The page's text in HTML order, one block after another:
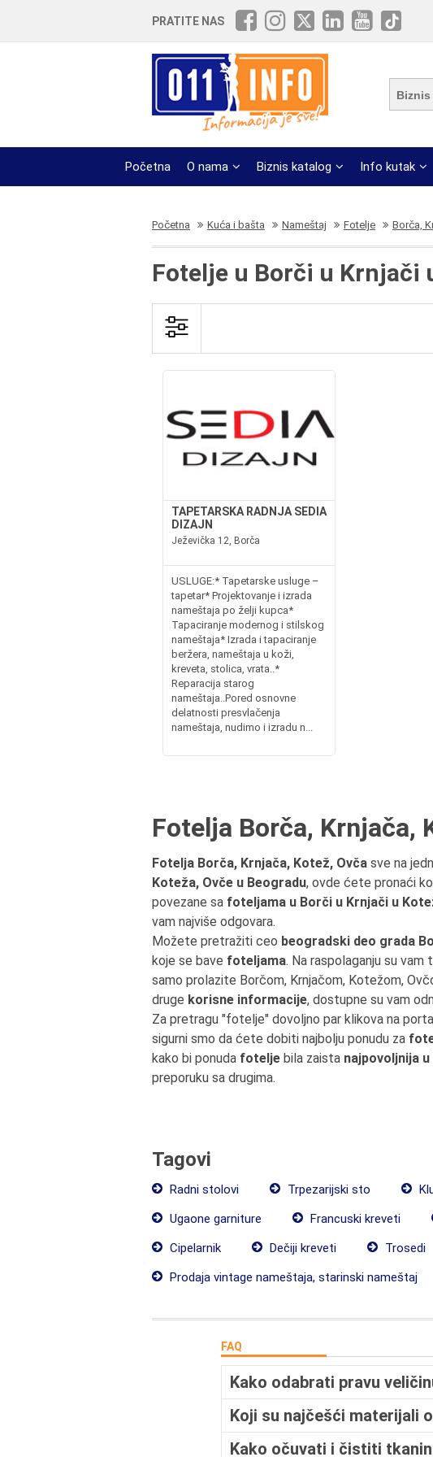
PRATITE NAS
Biznis
Početna O nama Biznis katalog Info kutak
Početna Kuća i bašta Nameštaj Fotelje Borča,
Fotelje u Borči u Krnjači
TAPETARSKA RADNJA SEDIA
DIZAJN
Ježevička 12, Borča
USLUGE:* Tapetarske usluge –
tapetar* Projektovanje i izrada
nameštaja po želji kupca*
Tapaciranje modernog i stilskog
nameštaja* Izrada i tapaciranje
beržera, nameštaja u koži,
kreveta, stolica, vrata..*
Reparacija starog
nameštaja..Pored osnovne
delatnosti presvlačenja
nameštaja, nudimo i izradu n...
Fotelja Borča, Krnjača,
Fotelja Borča, Krnjača, Kotež, Ovča sve na
Koteža, Ovče u Beogradu, ovde ćete pronaći
povezane sa foteljama u Borči u Krnjači u
vam najviše odgovara.
Možete pretražiti ceo beogradski deo grada
koje se bave foteljama. Na raspolaganju su
samo prolazite Borčom, Krnjačom, Kotežom,
druge korisne informacije, dostupne su vam
Za pretragu "fotelje" dovoljno par klikova na
sigurni smo da ćete dobiti najbolju ponudu za
kako bi ponuda fotelje bila zaista najpovoljnija
preporuku sa drugima.
Tagovi
Radni stolovi Trpezarijski sto
Ugaone garniture
Francuski kreveti
Cipelarnik
Dečiji kreveti Trosedi
Prodaja vintage nameštaja, starinski nameštaj
FAQ
Kako odabrati pravu
Koji su najčešći materijali
Kako očuvati i čistiti